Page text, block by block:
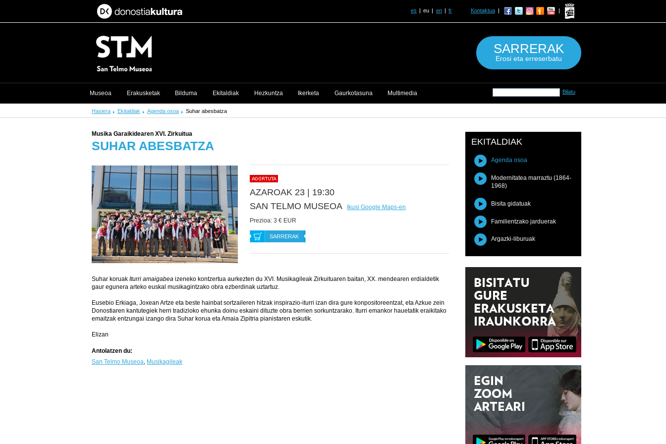
Hasiera Ekitaldiak Agenda osoa Suhar abesbatza
Musika Garaikidearen XVI. Zirkuitua
SUHAR ABESBATZA
AZAROAK 23 | 19:30
SAN TELMO MUSEOA
Ikusi Google Maps-en
Prezioa: 3 € EUR
SARRERAK
Suhar koruak Iturri amaigabea izeneko kontzertua aurkezten du XVI. Musikagileak Zirkuituaren baitan, XX. mendearen erdialdetik
gaur egunera arteko euskal musikagintzako obra ezberdinak uztartuz.
Eusebio Erkiaga, Joxean Artze eta beste hainbat sortzaileren hitzak inspirazio-iturri izan dira gure konpositoreentzat, eta Azkue zein
Donostiaren kantutegiek herri tradizioko ehunka doinu eskaini dituzte obra berrien sorkuntzarako. Iturri emankor hauetatik eraikitako
emaitzak entzungai izango dira Suhar korua eta Amaia Zipitria pianistaren eskutik.
Elizan
Antolatzen du:
San Telmo Museoa Musikagileak
EKITALDIAK
Agenda osoa
Modernitatea marraztu (1864-
1968)
Bisita gidatuak
Familientzako jarduerak
Argazki-liburuak
es eu en fr Kontaktua
SARRERAK
Erosi eta erreserbatu
Museoa Erakusketak Bilduma Ekitaldiak Hezkuntza Ikerketa Gaurkotasuna Multimedia